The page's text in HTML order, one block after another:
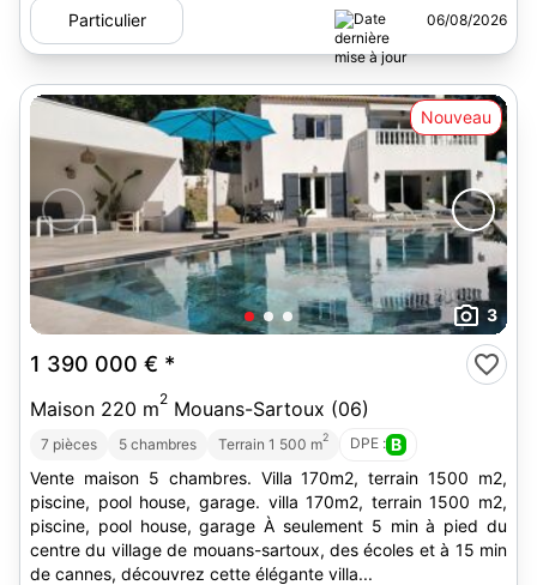
Particulier 06/08/2026
Nouveau
3
1 390 000 € *
Maison 220 m2 Mouans-Sartoux (06)
7 pièces 5 chambres Terrain 1 500 m2 DPE : B
Vente maison 5 chambres. Villa 170m2, terrain 1500 m2,
piscine, pool house, garage. villa 170m2, terrain 1500 m2,
piscine, pool house, garage À seulement 5 min à pied du
centre du village de mouans-sartoux, des écoles et à 15 min
de cannes, découvrez cette élégante villa...